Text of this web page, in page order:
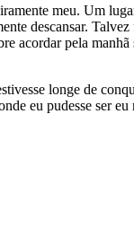
meu. Um
descansar.
acordar pela
longe de
eu pudesse ser